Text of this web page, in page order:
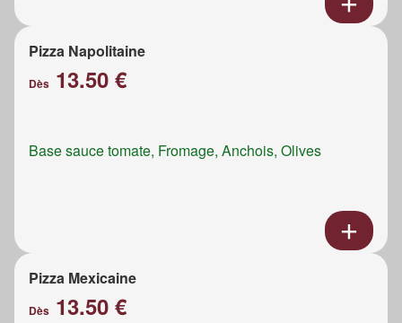
Pizza Napolitaine
Dès 13.50 €
Base sauce tomate, Fromage, Anchois, Olives
Pizza Mexicaine
Dès 13.50 €